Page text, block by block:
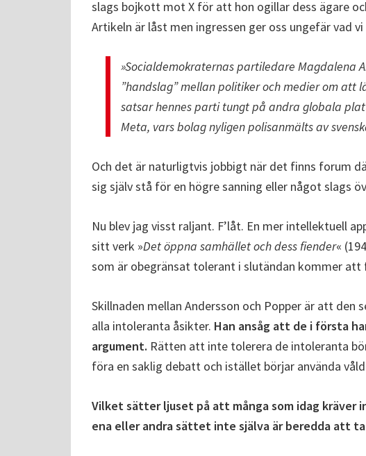
slags bojkott mot X för att hon ogillar dess ägare
Artikeln är låst men ingressen ger oss ungefär vad
»Socialdemokraternas partiledare Magdalena
”handslag” mellan politiker och medier om att
satsar hennes parti tungt på andra globala
Meta, vars bolag nyligen polisanmälts av
Och det är naturligtvis jobbigt när det finns forum
sig själv stå för en högre sanning eller något slags
Nu blev jag visst raljant. F’låt. En mer intellektuell
sitt verk »Det öppna samhället och dess fiender«
som är obegränsat tolerant i slutändan kommer
Skillnaden mellan Andersson och Popper är att den
alla intoleranta åsikter. Han ansåg att de i första
argument. Rätten att inte tolerera de intoleranta
föra en saklig debatt och istället börjar använda
Vilket sätter ljuset på att många som idag kräver
ena eller andra sättet inte själva är beredda att